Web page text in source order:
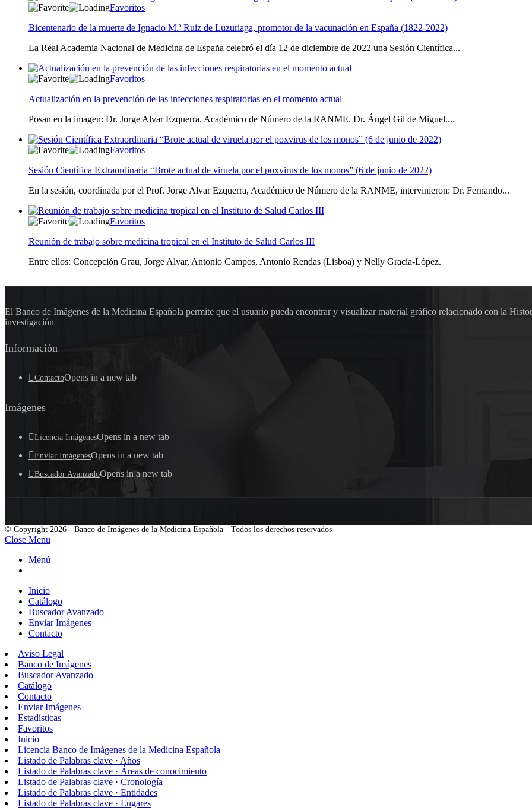
Favoritos
Bicentenario de la muerte de Ignacio M.ª Ruiz de Luzuriaga, promotor de la vacunación en España (1822-2022)
La Real Academia Nacional de Medicina de España celebró el día 12 de diciembre de 2022 una Sesión Científica...
Favoritos
Actualización en la prevención de las infecciones respiratorias en el momento actual
Posan en la imagen: Dr. Jorge Alvar Ezquerra. Académico de Número de la RANME. Dr. Ángel Gil de Miguel....
Favoritos
Sesión Científica Extraordinaria “Brote actual de viruela por el poxvirus de los monos” (6 de junio de 2022)
En la sesión, coordinada por el Prof. Jorge Alvar Ezquerra, Académico de Número de la RANME, intervinieron: Dr. Fernando...
Favoritos
Reunión de trabajo sobre medicina tropical en el Instituto de Salud Carlos III
Entre ellos: Concepción Grau, Jorge Alvar, Antonio Campos, Antonio Rendas (Lisboa) y Nelly Gracía-López.
El Banco de Imágenes de la Medicina Española permite que el usuario pueda encontrar y visualizar material gráfico relacionado con la
investigación
Información
ContactoOpens in a new tab
Imágenes
Licencia ImágenesOpens in a new tab
Enviar ImágenesOpens in a new tab
Buscador AvanzadoOpens in a new tab
© Copyright 2026 - Banco de Imágenes de la Medicina Española - Todos los derechos reservados
Close Menu
Menú
Inicio
Catálogo
Buscador Avanzado
Enviar Imágenes
Contacto
Aviso Legal
Banco de Imágenes
Buscador Avanzado
Catálogo
Contacto
Enviar Imágenes
Estadísticas
Favoritos
Inicio
Licencia Banco de Imágenes de la Medicina Española
Listado de Palabras clave · Años
Listado de Palabras clave · Áreas de conocimiento
Listado de Palabras clave · Cronología
Listado de Palabras clave · Entidades
Listado de Palabras clave · Lugares